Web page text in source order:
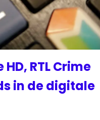
HD, RTL Crime
in de digitale